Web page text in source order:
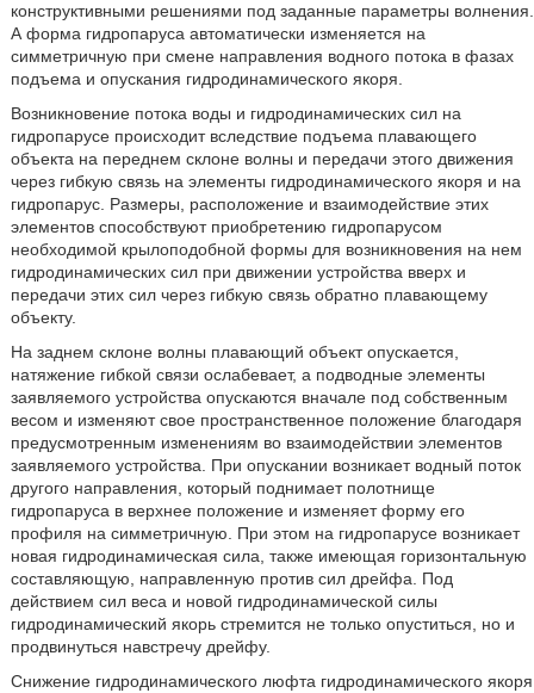
конструктивными решениями под заданные параметры волнения.
А форма гидропаруса автоматически изменяется на
симметричную при смене направления водного потока в фазах
подъема и опускания гидродинамического якоря.
Возникновение потока воды и гидродинамических сил на
гидропарусе происходит вследствие подъема плавающего
объекта на переднем склоне волны и передачи этого движения
через гибкую связь на элементы гидродинамического якоря и на
гидропарус. Размеры, расположение и взаимодействие этих
элементов способствуют приобретению гидропарусом
необходимой крылоподобной формы для возникновения на нем
гидродинамических сил при движении устройства вверх и
передачи этих сил через гибкую связь обратно плавающему
объекту.
На заднем склоне волны плавающий объект опускается,
натяжение гибкой связи ослабевает, а подводные элементы
заявляемого устройства опускаются вначале под собственным
весом и изменяют свое пространственное положение благодаря
предусмотренным изменениям во взаимодействии элементов
заявляемого устройства. При опускании возникает водный поток
другого направления, который поднимает полотнище
гидропаруса в верхнее положение и изменяет форму его
профиля на симметричную. При этом на гидропарусе возникает
новая гидродинамическая сила, также имеющая горизонтальную
составляющую, направленную против сил дрейфа. Под
действием сил веса и новой гидродинамической силы
гидродинамический якорь стремится не только опуститься, но и
продвинуться навстречу дрейфу.
Снижение гидродинамического люфта гидродинамического якоря